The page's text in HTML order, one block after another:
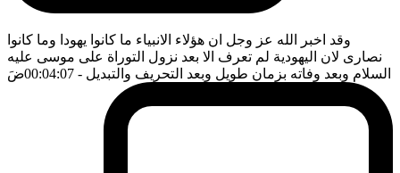
وقد اخبر الله عز وجل ان هؤلاء الانبياء ما كانوا يهودا وما كانوا
نصارى لان اليهودية لم تعرف الا بعد نزول التوراة على موسى عليه
السلام وبعد وفاته بزمان طويل وبعد التحريف والتبديل - 00:04:07 ضَ